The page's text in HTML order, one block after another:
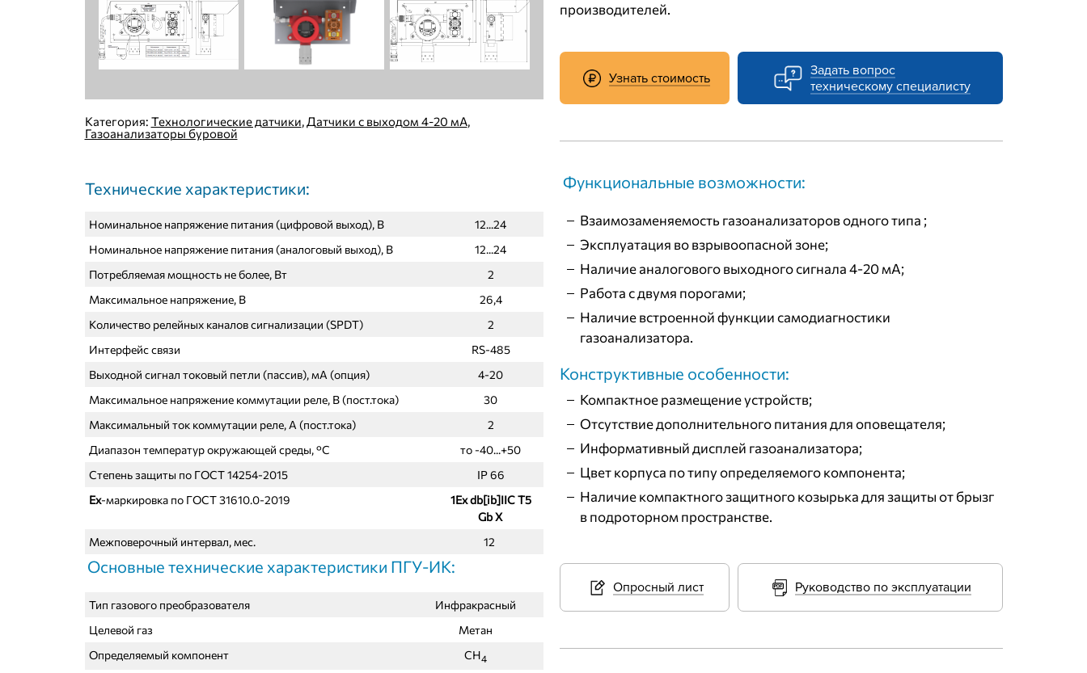
Категория: Технологические датчики,Датчики с выходом 4-20 мА,
Газоанализаторы буровой
Технические характеристики:
Номинальное напряжение питания (цифровой выход), В
12...24
Номинальное напряжение питания (аналоговый выход), В
12...24
Потребляемая мощность не более, Вт
2
Максимальное напряжение, В
26,4
Количество релейных каналов сигнализации (SPDT)
2
Интерфейс связи
RS-485
Выходной сигнал токовый петли (пассив), мА (опция)
4-20
Максимальное напряжение коммутации реле, В(пост.тока)
30
Максимальный ток коммутации реле, А (пост.тока)
2
Диапазон температур окружающей среды, °С
то -40...+50
Степень защиты по ГОСТ14254-2015
IР 66
Ex-маркировка по ГОСТ 31610.0-2019
1Ех db[ib]IIС Т5
Gb Х
Межповерочный интервал, мес.
12
Основные технические характеристики ПГУ-ИК:
Тип газового преобразователя
Инфракрасный
Целевой газ
Метан
Определяемый компонент
СН4
производителей.
Узнать стоимость
Задать вопрос
техническому специалисту
Функциональные возможности:
Взаимозаменяемость газоанализаторов одного типа ;
Эксплуатация во взрывоопасной зоне;
Наличие аналогового выходного сигнала 4-20 мА;
Работа с двумя порогами;
Наличие встроенной функции самодиагностики
газоанализатора.
Конструктивные особенности:
Компактное размещение устройств;
Отсутствие дополнительного питания для оповещателя;
Информативный дисплей газоанализатора;
Цвет корпуса по типу определяемого компонента;
Наличие компактного защитного козырька для защиты от брызг
в подроторном пространстве.
Опросный лист Руководство по эксплуатации